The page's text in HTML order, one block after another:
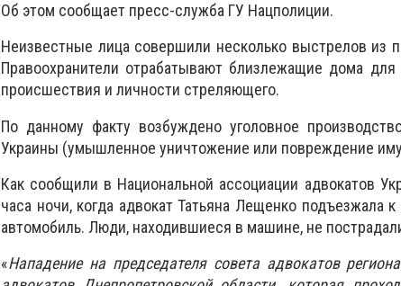
Об этом сообщает пресс-служба ГУ Нацполиции.
Неизвестные лица совершили несколько выстрелов из
Правоохранители отрабатывают близлежащие дома
происшествия и личности стреляющего.
По данному факту возбуждено уголовное
Украины (умышленное уничтожение или повреждение
Как сообщили в Национальной ассоциации адвокатов
часа ночи, когда адвокат Татьяна Лещенко подъезжала
автомобиль. Люди, находившиеся в машине, не
«Нападение на председателя совета адвокатов